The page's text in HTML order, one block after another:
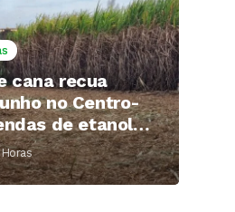
cana recua
no Centro-
de etanol
de litros